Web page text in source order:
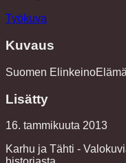
Työkuva
Kuvaus
Suomen
Lisätty
16. tammikuuta 2013
Karhu ja Tähti -